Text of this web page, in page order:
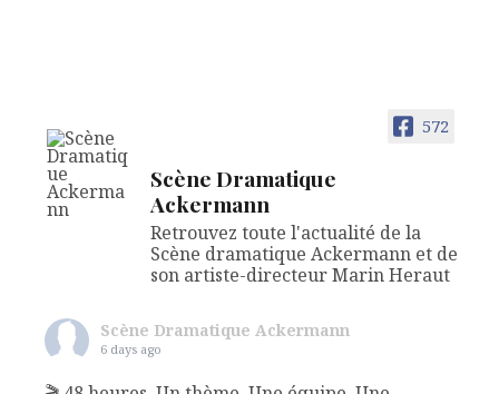
572
Scène Dramatique
Ackermann
Retrouvez toute l'actualité de la
Scène dramatique Ackermann et de
son artiste-directeur Marin Heraut
Scène Dramatique Ackermann
6 days ago